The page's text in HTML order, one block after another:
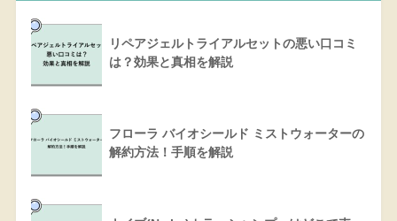
リペアジェルトライアルセットの悪い口コミ
は？効果と真相を解説
フローラ バイオシールド ミストウォーターの
解約方法！手順を解説